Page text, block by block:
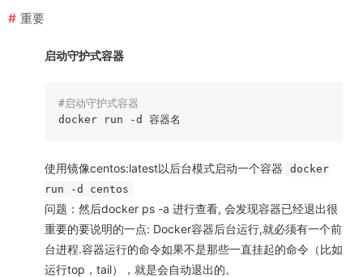
重要
启动守护式容器
#启动守护式容器
docker run
-d
使用镜像centos:latest以后台模式启动一个容器
docker
run -d centos
问题：然后docker ps -a 进行查看, 会发现容器已经退出很
重要的要说明的一点: Docker容器后台运行,就必须有一个前
台进程.容器运行的命令如果不是那些一直挂起的命令（比如
运行top，tail），就是会自动退出的。